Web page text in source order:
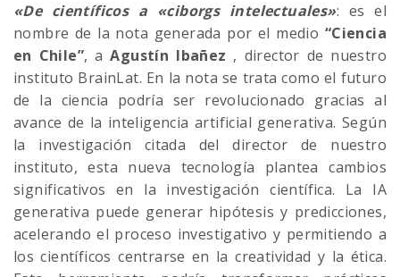
«De científicos a «ciborgs intelectuales»: es el
nombre de la nota generada por el medio “Ciencia
en Chile”, aAgustín Ibañez , director de nuestro
instituto BrainLat. En la nota se trata como el futuro
de la ciencia podría ser revolucionado gracias al
avance de la inteligencia artificial generativa. Según
la investigación citada del director de nuestro
instituto, esta nueva tecnología plantea cambios
significativos en la investigación científica. La IA
generativa puede generar hipótesis y predicciones,
acelerando el proceso investigativo y permitiendo a
los científicos centrarse en la creatividad y la ética.